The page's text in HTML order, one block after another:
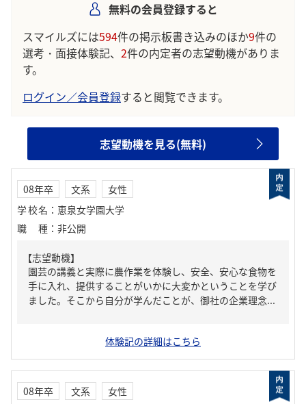
無料の会員登録すると
スマイルズには594件の掲示板書き込みのほか9件の
選考・面接体験記、 2件の内定者の志望動機がありま
す。
ログイン／会員登録すると閲覧できます。
志望動機を見る(無料)
08年卒 文系
女性
学校名 ： 恵泉女学園大学
職種 ： 非公開
【志望動機】
園芸の講義と実際に農作業を体験し、安全、安心な食物を
手に入れ、提供することがいかに大変かということを学び
ました。そこから自分が学んだことが、御社の企業理念...
体験記の詳細はこちら
08年卒 文系
女性